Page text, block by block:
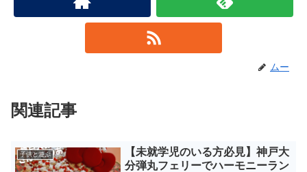
ムー
関連記事
子供と遊ぶ
【未就学児のいる方必見】神戸大
分弾丸フェリーでハーモニーラン